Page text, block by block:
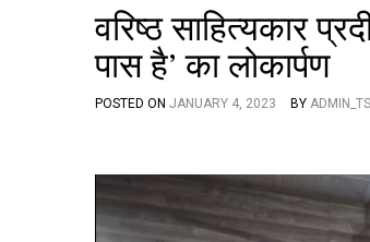
वरिष्ठ साहित्यकार
पास है’ का लोकार्पण
POSTED ON JANUARY 4, 2023 BY ADMIN_TS